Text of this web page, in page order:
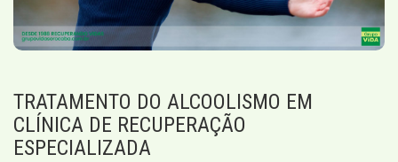
TRATAMENTO DO ALCOOLISMO EM
CLÍNICA DE RECUPERAÇÃO
ESPECIALIZADA